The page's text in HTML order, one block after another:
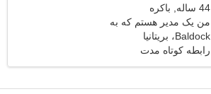
44 ساله, باکره
من یک مدیر هستم که به
دنبال زن کامل هستم
Baldock، بریتانیا
رابطه کوتاه مدت